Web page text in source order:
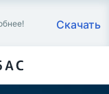
Скачать